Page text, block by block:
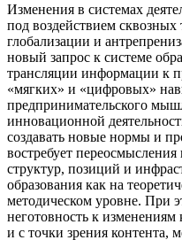
Изменения в системах
под воздействием
глобализации и
новый запрос к системе
трансляции информации к
«мягких» и «цифровых»
предпринимательского
инновационной
создавать новые нормы и
востребует
структур, позиций и
образования как на
методическом уровне. При
неготовность к изменениям
и с точки зрения контента,